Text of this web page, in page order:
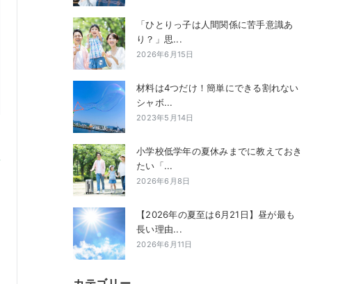
「ひとりっ子は人間関係に苦手意識あ
り？」思...
2026年6月15日
材料は4つだけ！簡単にできる割れない
シャボ...
2023年5月14日
小学校低学年の夏休みまでに教えておき
たい「...
2026年6月8日
【2026年の夏至は6月21日】昼が最も
長い理由...
2026年6月11日